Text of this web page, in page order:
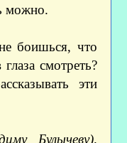
можно.
боишься, что
смотреть?
эти
Булычеву).